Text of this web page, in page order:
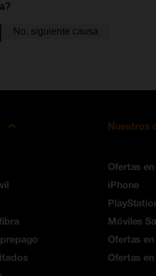
No, siguiente causa
Nuestros
Ofertas
iPhone
Móviles
Ofertas
Ofertas